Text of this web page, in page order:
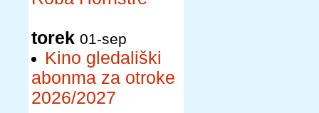
torek 01-sep
Kino gledališki
abonma za otroke
2026/2027